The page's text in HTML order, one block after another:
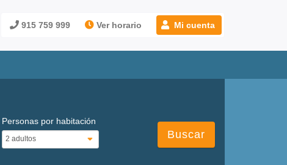
915 759 999 Ver horario Mi cuenta
Personas por habitación
Buscar